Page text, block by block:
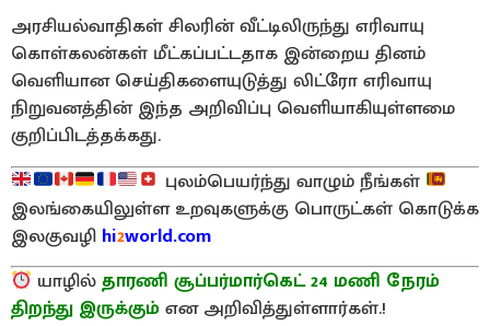
அரசியல்வாதிகள் சிலரின் வீட்டிலிருந்து எரிவாயு
கொள்கலன்கள் மீட்கப்பட்டதாக இன்றைய தினம்
வெளியான செய்திகளையுடுத்து லிட்ரோ எரிவாயு
நிறுவனத்தின் இந்த அறிவிப்பு வெளியாகியுள்ளமை
குறிப்பிடத்தக்கது.
புலம்பெயர்ந்து வாழும் நீங்கள்
இலங்கையிலுள்ள உறவுகளுக்கு பொருட்கள் கொடுக்க
இலகுவழி hi2world.com
யாழில்தாரணி சூப்பர்மார்கெட் 24 மணி நேரம்
திறந்து இருக்கும்என அறிவித்துள்ளார்கள்.!